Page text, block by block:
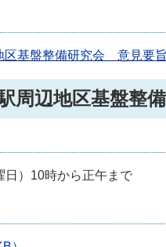
区基盤整備研究会 意見要
周辺地区基盤整
日）10時から正午まで